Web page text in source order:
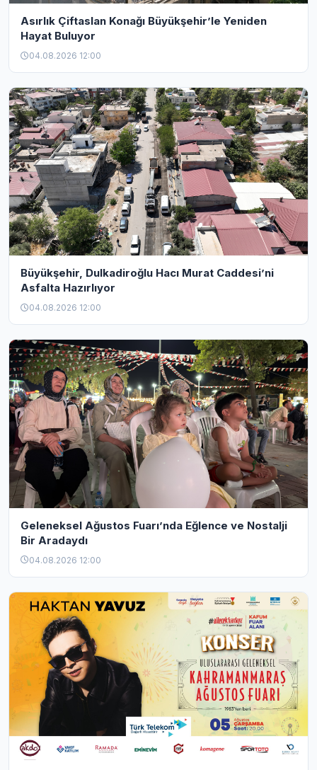
Asırlık Çiftaslan Konağı Büyükşehir’le Yeniden
Hayat Buluyor
04.08.2026 12:00
Büyükşehir, Dulkadiroğlu Hacı Murat Caddesi’ni
Asfalta Hazırlıyor
04.08.2026 12:00
Geleneksel Ağustos Fuarı’nda Eğlence ve Nostalji
Bir Aradaydı
04.08.2026 12:00